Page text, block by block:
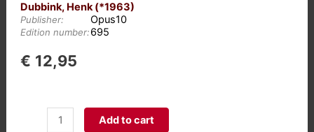
Dubbink, Henk (*1963)
Publisher: Opus10
Edition number:695
€ 12,95
Add to cart